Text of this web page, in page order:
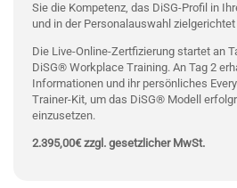
Sie die Kompetenz, das DiSG-Profil in
und in der Personalauswahl
Die Live-Online-Zertfizierung startet an
DiSG® Workplace Training. An Tag 2
Informationen und ihr persönliches
Trainer-Kit, um das DiSG® Modell
einzusetzen.
2.395,00€ zzgl. gesetzlicher MwSt.